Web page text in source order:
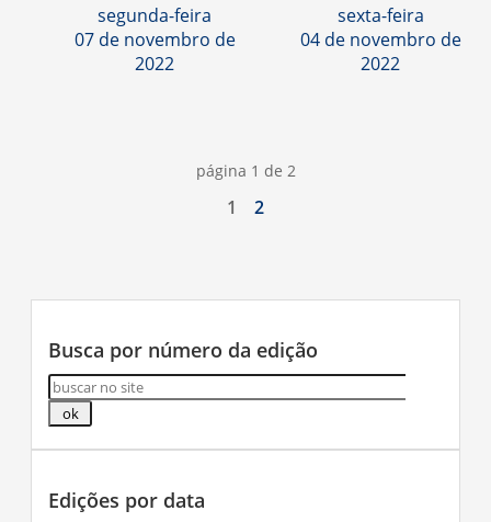
segunda-feira
07 de novembro de
2022
sexta-feira
04 de novembro de
2022
página 1 de 2
1 2
Busca por número da edição
Edições por data